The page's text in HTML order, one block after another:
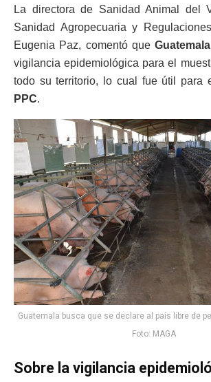
La directora de Sanidad Animal del
Sanidad Agropecuaria y
Eugenia Paz, comentó queGuatemala
vigilancia epidemiológica para el
todo su territorio, lo cual fue útil para
PPC.
Guatemala busca que se declare al país libre de
Foto: MAGA
Sobre la vigilancia